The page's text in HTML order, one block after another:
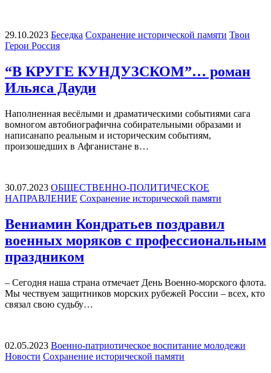
29.10.2023 Беседка Сохранение исторической памяти Твои
Герои Россия
“В КРУГЕ КУНДУЗСКОМ”… роман
Ильяса Дауди
Наполненная весёлыми и драматическими событиями сага
вомногом автобиографична собирательными образами и
написанапо реальным и историческим событиям,
произошедших в Афганистане в…
30.07.2023 ОБЩЕСТВЕННО-ПОЛИТИЧЕСКОЕ
НАПРАВЛЕНИЕ Сохранение исторической памяти
Вениамин Кондратьев поздравил
военных моряков с профессиональным
праздником
– Сегодня наша страна отмечает День Военно-морского флота.
Мы чествуем защитников морских рубежей России – всех, кто
связал свою судьбу…
02.05.2023 Военно-патриотическое воспитание молодежи
Новости Сохранение исторической памяти